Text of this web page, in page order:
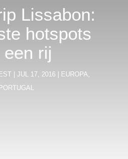
Lissabon:
hotspots
een rij
| JUL 17, 2016| EUROPA,
PORTUGAL